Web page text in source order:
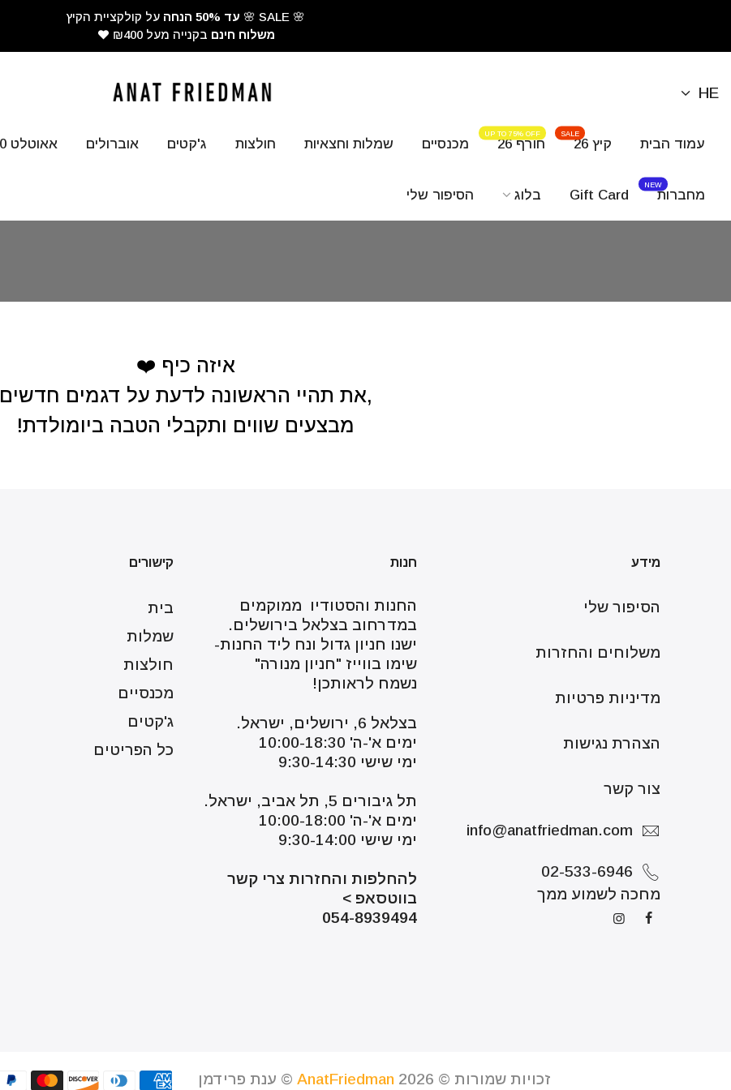
🌸 SALE 🌸 עד 50% הנחה
על קולקציית הקיץ
משלוח חינם בקנייה מעל ₪400
HE
עמוד הבית קיץ 26
SALE
חורף 26
UP TO 75% OFF
מכנסיים שמלות וחצאיות חולצות ג'קטים אוברולים אאוטלט ₪300-₪100
מחברות
NEW
Gift Card בלוג הסיפור שלי
איזה כיף ❤️
,את תהיי הראשונה לדעת על דגמים חדשים
מבצעים שווים ותקבלי הטבה ביומולדת!
מידע
הסיפור שלי
משלוחים והחזרות
מדיניות פרטיות
הצהרת נגישות
צור קשר
info@anatfriedman.com
02-533-6946
מחכה לשמוע ממך
חנות
החנות והסטודיו ממוקמים
במדרחוב בצלאל בירושלים.
ישנו חניון גדול ונח ליד החנות-
שימו בווייז "חניון מנורה"
נשמח לראותכן!​
בצלאל 6, ירושלים, ישראל.
ימים א'-ה' 10:00-18:30
ימי שישי 9:30-14:30
תל גיבורים 5, תל אביב, ישראל.
ימים א'-ה' 10:00-18:00
ימי שישי 9:30-14:00
להחלפות והחזרות צרי קשר
בווטסאפ >
054-8939494
קישורים
בית
שמלות
חולצות
מכנסיים
ג'קטים
כל הפריטים
זכויות שמורות © 2026 AnatFriedman © ענת פרידמן